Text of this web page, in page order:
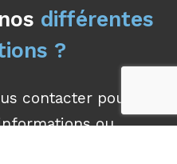
différentes
?
contacter pour
ou